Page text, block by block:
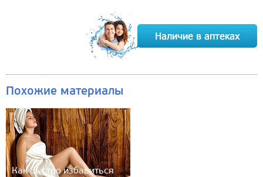
Похожие материалы
Как быстро избавиться